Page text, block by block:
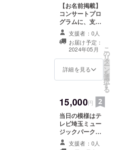
【お名前掲載】
コンサートプロ
グラムに、支援
者様が個人の時
はお名前（ニッ
クネーム可）、
団体・事業主・
経営者の方は屋
号・社名、代表
最高5枚まで提供
致します。支援
時、必ず備考欄
に掲載を希望さ
れるお名前・御
希望枚数をご記
支援者：0人
お届け予定：
2024年05月
詳細を見る
こ
の
リ
タ
ー
ン
を
選
択
す
る
15,000円
当日の模様はテ
レビ埼玉ミュー
ジックパーク様
にてダイジェス
ト版が放映され
支援者：0人